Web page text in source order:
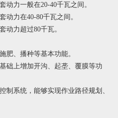
动力一般在20-40千瓦之间。
动力在40-80千瓦之间。
动力超过80千瓦。
肥、播种等基本功能。
础上增加开沟、起垄、覆膜等功
制系统，能够实现作业路径规划、